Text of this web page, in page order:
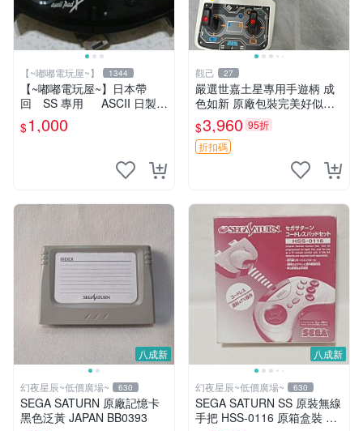
【~嘟嘟電玩屋~】 1344
【~嘟嘟電玩屋~】日本帶
回 SS 專用 ASCII 日製手
$1,000
觀己 27
嚴選世嘉土星專用手遊柄 成
色如新 原廠包裝完美好似未
拆封 游戲電競推薦 土星手柄
Arcade 操作桿
$3,960 95折
折扣碼
八成新
幻夜星辰~低價廣場~ 630
SEGA SATURN 原廠記憶卡
黑色泛黃 JAPAN BB0393
八成新
幻夜星辰~低價廣場~ 630
SEGA SATURN SS 原裝無線
手把 HSS-0116 原箱盒裝 日